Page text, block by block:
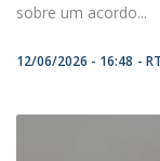
sobre um acordo...
12/06/2026 - 16:48